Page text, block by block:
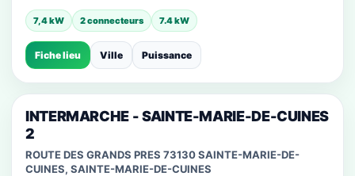
7,4 kW 2 connecteurs 7.4 kW
Fiche lieu Ville Puissance
INTERMARCHE - SAINTE-MARIE-DE-CUINES
2
ROUTE DES GRANDS PRES 73130 SAINTE-MARIE-DE-
CUINES, SAINTE-MARIE-DE-CUINES